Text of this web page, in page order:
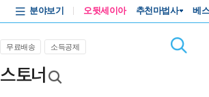
분야보기 오뒷세이아 추천마법사 베
무료배송 소득공제
스토너